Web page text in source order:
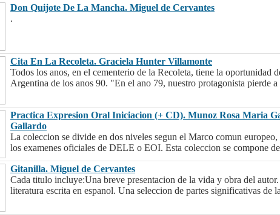
Don Quijote De La Mancha. Miguel de Cervantes
.
Cita En La Recoleta. Graciela Hunter Villamonte
Todos los anos, en el cementerio de la Recoleta, tiene la oportunidad
Argentina de los anos 90. "En el ano 79, nuestro protagonista pierde
Practica Expresion Oral Iniciacion (+ CD). Munoz Rosa Maria
Gallardo
La coleccion se divide en dos niveles segun el Marco comun
los examenes oficiales de DELE o EOI. Esta coleccion se compone
Gitanilla. Miguel de Cervantes
Cada titulo incluye:Una breve presentacion de la vida y obra del
literatura escrita en espanol. Una seleccion de partes significativas de